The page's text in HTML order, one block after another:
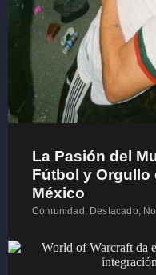
La Pasión del
Fútbol y Orgullo
México
Comunidad , Destacado,